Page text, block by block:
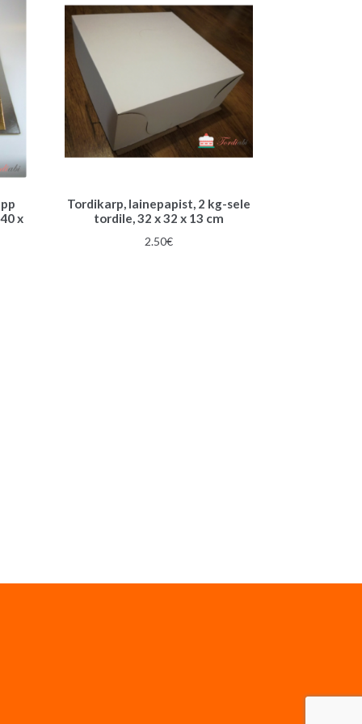
x
Tordikarp, lainepapist, 2 kg-sele
tordile, 32 x 32 x 13 cm
2.50€